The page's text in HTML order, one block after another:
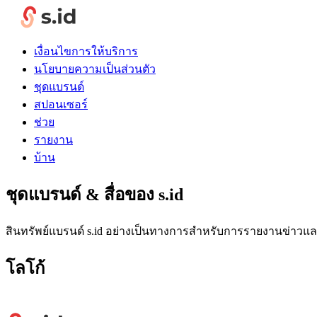
เงื่อนไขการให้บริการ
นโยบายความเป็นส่วนตัว
ชุดแบรนด์
สปอนเซอร์
ช่วย
รายงาน
บ้าน
ชุดแบรนด์ & สื่อของ s.id
สินทรัพย์แบรนด์ s.id อย่างเป็นทางการสำหรับการรายงานข่าวแ
โลโก้